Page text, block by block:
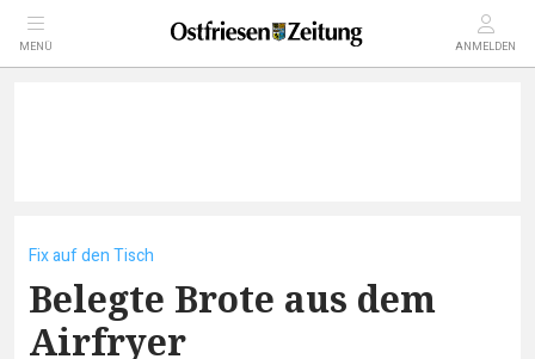
MENÜ ANMELDEN
Fix auf den Tisch
Belegte Brote aus dem
Airfryer